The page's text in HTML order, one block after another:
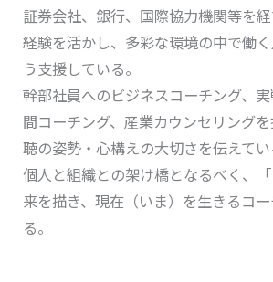
証券会社、銀行、国際協力機関等を
経験を活かし、多彩な環境の中で働
う支援している。
幹部社員へのビジネスコーチング、
間コーチング、産業カウンセリング
聴の姿勢・心構えの大切さを伝えてい
個人と組織との架け橋となるべく、
来を描き、現在（いま）を生きるコ
る。